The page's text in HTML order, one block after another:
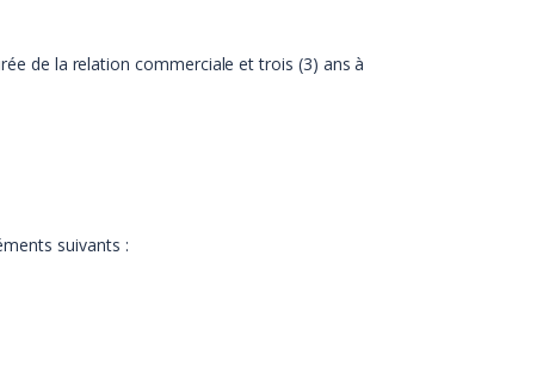
de la relation commerciale et trois (3) ans à
suivants :